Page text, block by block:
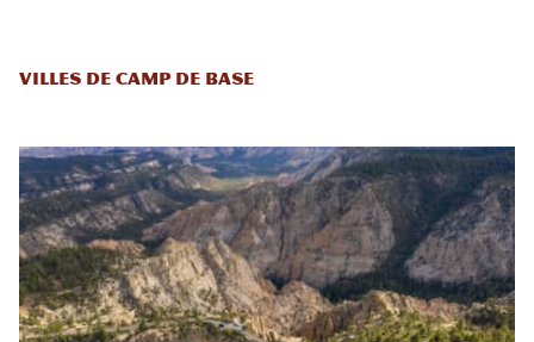
Villes de camp de base